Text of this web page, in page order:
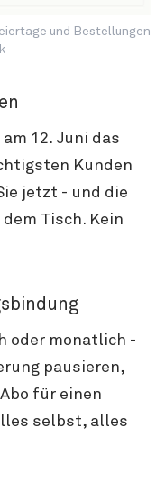
und Bestellungen
12. Juni das
Kunden
jetzt - und die
Tisch. Kein
oder monatlich -
pausieren,
für einen
selbst, alles